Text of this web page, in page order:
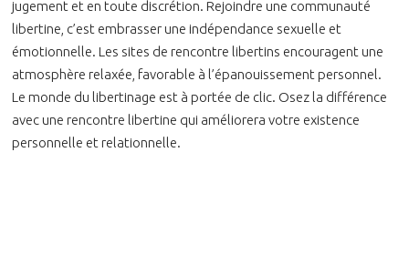
jugement et en toute discrétion. Rejoindre une communauté
libertine, c’est embrasser une indépendance sexuelle et
émotionnelle. Les sites de rencontre libertins encouragent une
atmosphère relaxée, favorable à l’épanouissement personnel.
Le monde du libertinage est à portée de clic. Osez la différence
avec une rencontre libertine qui améliorera votre existence
personnelle et relationnelle.